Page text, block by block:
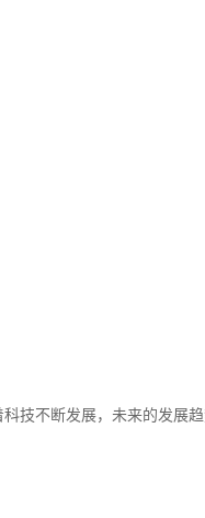
技不断发展，未来的发展